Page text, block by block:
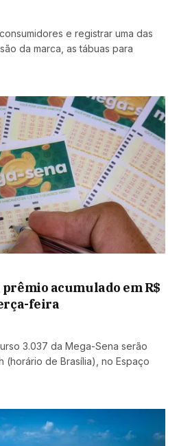
e registrar uma das
da marca, as tábuas para
acumulado em R$
feira
3.037 da Mega-Sena serão
(horário de Brasília), no Espaço